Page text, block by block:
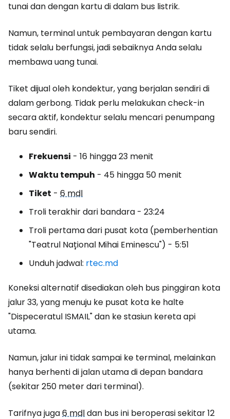
tunai dan dengan kartu di dalam bus listrik.
Namun, terminal untuk pembayaran dengan kartu
tidak selalu berfungsi, jadi sebaiknya Anda selalu
membawa uang tunai.
Tiket dijual oleh kondektur, yang berjalan sendiri di
dalam gerbong. Tidak perlu melakukan check-in
secara aktif, kondektur selalu mencari penumpang
baru sendiri.
Frekuensi - 16 hingga 23 menit
Waktu tempuh - 45 hingga 50 menit
Tiket - 6 mdl
Troli terakhir dari bandara - 23:24
Troli pertama dari pusat kota (pemberhentian
"Teatrul Național Mihai Eminescu") - 5:51
Unduh jadwal: rtec.md
Koneksi alternatif disediakan oleh bus pinggiran kota
jalur 33, yang menuju ke pusat kota ke halte
"Dispeceratul ISMAIL" dan ke stasiun kereta api
utama.
Namun, jalur ini tidak sampai ke terminal, melainkan
hanya berhenti di jalan utama di depan bandara
(sekitar 250 meter dari terminal).
Tarifnya juga6 mdldan bus ini beroperasi sekitar 12